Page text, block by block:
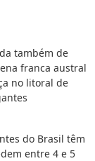
também de
franca austral
no litoral de
do Brasil têm
entre 4 e 5